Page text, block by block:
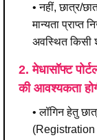
• नहीं, छात्र/
मान्यता प्राप्त
अवस्थित किसी
2. मेधासॉफ्ट
की आवश्यकता
• लॉगिन हेतु
(Registration